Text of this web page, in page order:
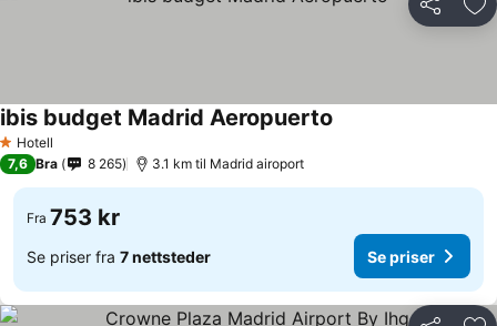
Del
1 Stjerner
Hotell
ibis budget Madrid Aeropuerto
7,6 Bra 8 265 3.1 km til Madrid airoport
Fra 753 kr
Se priser fra 7 nettsteder Se priser